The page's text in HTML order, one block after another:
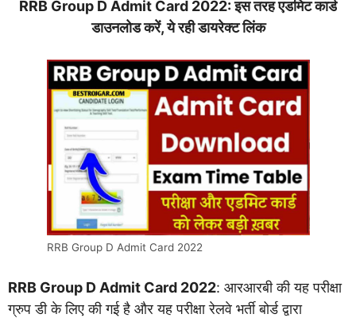
RRB Group D Admit Card 2022: इस तरह एडमिट कार्ड
डाउनलोड करें, ये रही डायरेक्ट लिंक
RRB Group D Admit Card 2022
RRB Group D Admit Card 2022: आरआरबी की यह परीक्षा
ग्रुप डी के लिए की गई है और यह परीक्षा रेलवे भर्ती बोर्ड द्वारा